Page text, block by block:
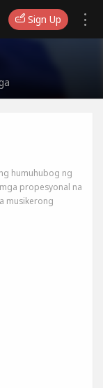
Sign Up
humuhubog ng
propesyonal na
musikerong